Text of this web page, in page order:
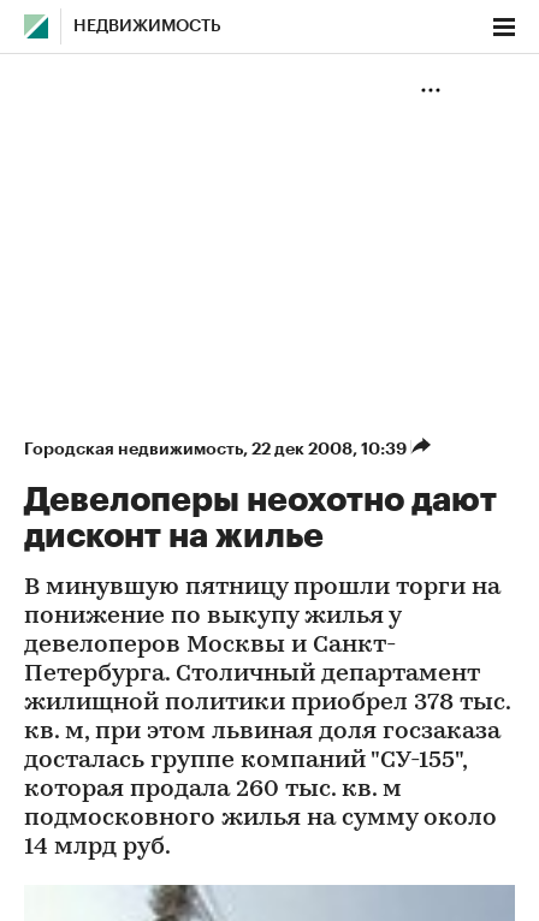
НЕДВИЖИМОСТЬ
Городская недвижимость⁠, 22 дек 2008, 10:39
Девелоперы неохотно дают
дисконт на жилье
В минувшую пятницу прошли торги на
понижение по выкупу жилья у
девелоперов Москвы и Санкт-
Петербурга. Столичный департамент
жилищной политики приобрел 378 тыс.
кв. м, при этом львиная доля госзаказа
досталась группе компаний "СУ-155",
которая продала 260 тыс. кв. м
подмосковного жилья на сумму около
14 млрд руб.